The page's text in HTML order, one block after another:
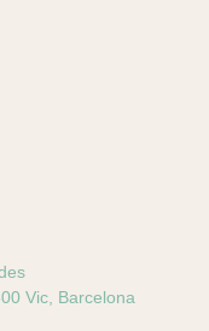
Vic, Barcelona